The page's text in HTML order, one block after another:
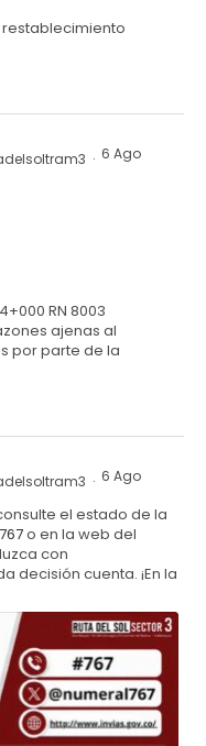
· 6 Ago
RN 8003
ajenas al
por parte de la
· 6 Ago
el estado de la
o en la web del
con
decisión cuenta. ¡En la